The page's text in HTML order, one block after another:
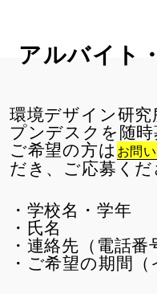
アルバイト
環境デザイン研
プンデスクを随時
ご希望の方は お問
だき、ご応募くだ
学校名・学年
氏名
連絡先（電話番
ご希望の期間